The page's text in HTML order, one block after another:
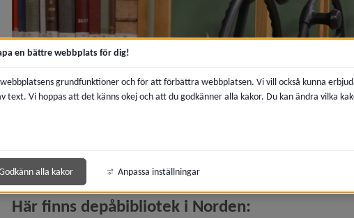
Danmark
Finland
Island
Här finns depåbibliotek i Norden:
en bättre webbplats för dig!
grundfunktioner och för att förbättra webbplatsen. Vi vill också kunna
text. Vi hoppas att det känns okej och att du godkänner alla kakor. Du kan ändra vilka
alla kakor Anpassa inställningar